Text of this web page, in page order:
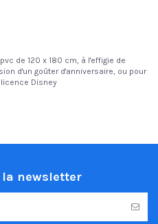
de 120 x 180 cm, à l'effigie de
d'un goûter d'anniversaire, ou pour
Disney
la newsletter